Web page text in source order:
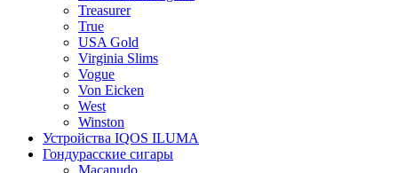
Treasurer
True
USA Gold
Virginia Slims
Vogue
Von Eicken
West
Winston
Устройства IQOS ILUMA
Гондурасские сигары
Macanudo